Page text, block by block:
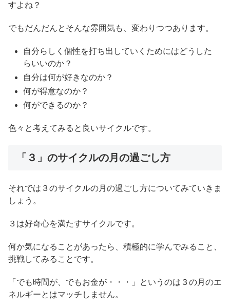
すよね？
でもだんだんとそんな雰囲気も、変わりつつあります。
自分らしく個性を打ち出していくためにはどうした
らいいのか？
自分は何が好きなのか？
何が得意なのか？
何ができるのか？
色々と考えてみると良いサイクルです。
「３」のサイクルの月の過ごし方
それでは３のサイクルの月の過ごし方についてみていきま
しょう。
３は好奇心を満たすサイクルです。
何か気になることがあったら、積極的に学んでみること、
挑戦してみることです。
「でも時間が、でもお金が・・・」というのは３の月のエ
ネルギーとはマッチしません。